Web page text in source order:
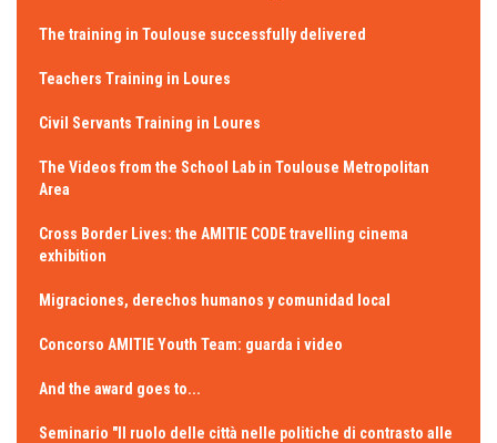
The training in Toulouse successfully delivered
Teachers Training in Loures
Civil Servants Training in Loures
The Videos from the School Lab in Toulouse Metropolitan
Area
Cross Border Lives: the AMITIE CODE travelling cinema
exhibition
Migraciones, derechos humanos y comunidad local
Concorso AMITIE Youth Team: guarda i video
And the award goes to...
Seminario "Il ruolo delle città nelle politiche di contrasto alle